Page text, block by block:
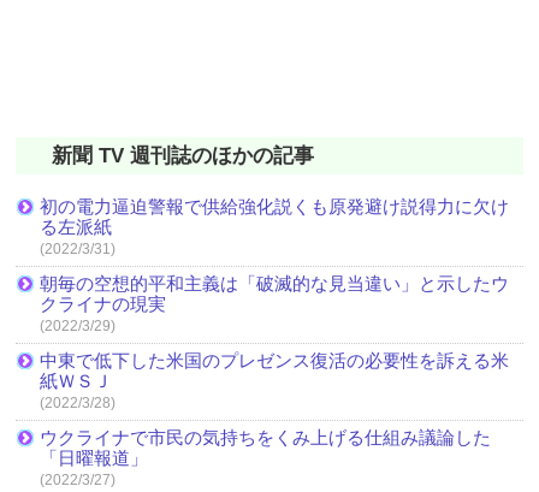
新聞 TV 週刊誌のほかの記事
初の電力逼迫警報で供給強化説くも原発避け説得力に欠け
る左派紙
(2022/3/31)
朝毎の空想的平和主義は「破滅的な見当違い」と示したウ
クライナの現実
(2022/3/29)
中東で低下した米国のプレゼンス復活の必要性を訴える米
紙ＷＳＪ
(2022/3/28)
ウクライナで市民の気持ちをくみ上げる仕組み議論した
「日曜報道」
(2022/3/27)